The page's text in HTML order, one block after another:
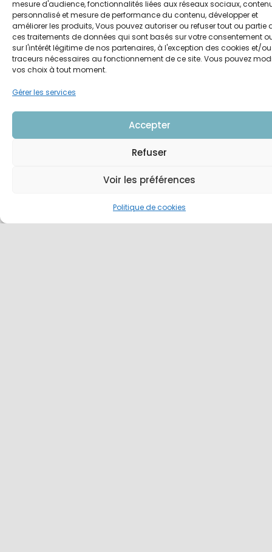
mesure d'audience, fonctionnalités liées aux réseaux sociaux,
personnalisé et mesure de performance du contenu, développer et
améliorer les produits, Vous pouvez autoriser ou refuser tout ou partie
ces traitements de données qui sont basés sur votre consentement
sur l'intérêt légitime de nos partenaires, à l'exception des cookies et/ou
traceurs nécessaires au fonctionnement de ce site. Vous pouvez
vos choix à tout moment.
Gérer les services
Accepter
Refuser
Voir les préférences
Politique de cookies